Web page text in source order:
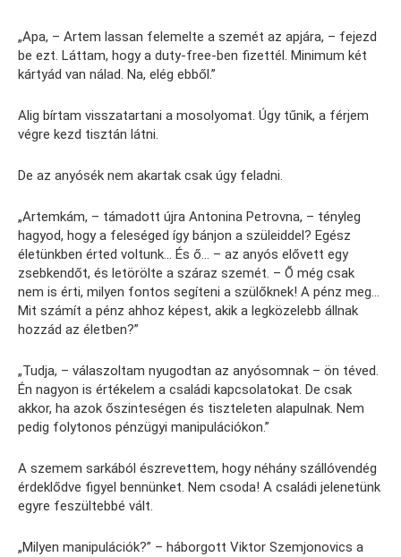
„Apa, – Artem lassan felemelte a szemét az apjára, – fejezd
be ezt. Láttam, hogy a duty-free-ben fizettél. Minimum két
kártyád van nálad. Na, elég ebből.”
Alig bírtam visszatartani a mosolyomat. Úgy tűnik, a férjem
végre kezd tisztán látni.
De az anyósék nem akartak csak úgy feladni.
„Artemkám, – támadott újra Antonina Petrovna, – tényleg
hagyod, hogy a feleséged így bánjon a szüleiddel? Egész
életünkben érted voltunk… És ő… – az anyós elővett egy
zsebkendőt, és letörölte a száraz szemét. – Ő még csak
nem is érti, milyen fontos segíteni a szülőknek! A pénz meg…
Mit számít a pénz ahhoz képest, akik a legközelebb állnak
hozzád az életben?”
„Tudja, – válaszoltam nyugodtan az anyósomnak – ön téved.
Én nagyon is értékelem a családi kapcsolatokat. De csak
akkor, ha azok őszinteségen és tiszteleten alapulnak. Nem
pedig folytonos pénzügyi manipulációkon.”
A szemem sarkából észrevettem, hogy néhány szállóvendég
érdeklődve figyel bennünket. Nem csoda! A családi jelenetünk
egyre feszültebbé vált.
„Milyen manipulációk?” – háborgott Viktor Szemjonovics a